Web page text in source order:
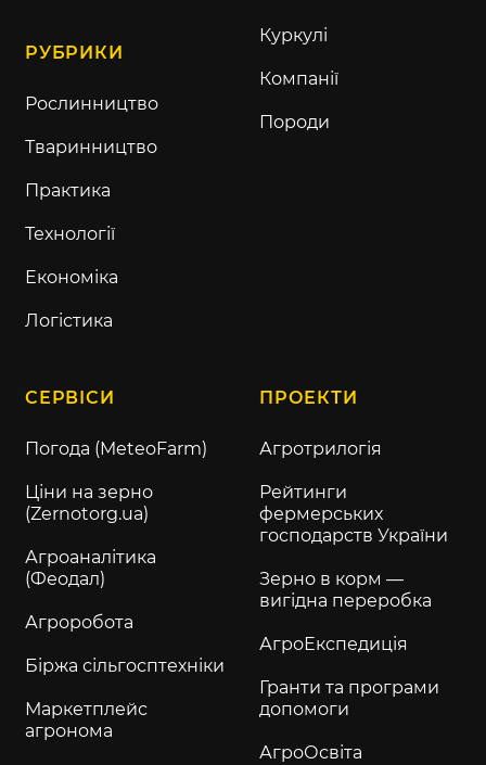
РУБРИКИ
Рослинництво
Тваринництво
Практика
Технології
Економіка
Логістика
Куркулі
Компанії
Породи
СЕРВІСИ
Погода (MeteoFarm)
Ціни на зерно
(Zernotorg.ua)
Агроаналітика
(Феодал)
Агроробота
Біржа сільгосптехніки
Маркетплейс
агронома
ПРОЕКТИ
Агротрилогія
Рейтинги
фермерських
господарств України
Зерно в корм —
вигідна переробка
АгроЕкспедиція
Гранти та програми
допомоги
АгроОсвіта